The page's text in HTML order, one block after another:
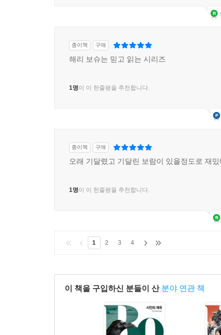
종이책 구매
해리 보슈는 믿고 읽는 시리즈
1명이 이 한줄평을 추천합니다.
종이책 구매
오래 기달렸고 기달린 보람이 있을정도로 재
1명이 이 한줄평을 추천합니다.
1 2 3 4
이 책을 구입하신 분들이 산 분야 연관 책